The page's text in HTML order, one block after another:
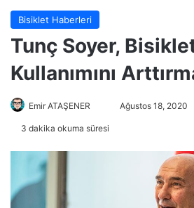
Bisiklet Haberleri
Tunç Soyer,
Kullanımını
Emir ATAŞENER Ağustos 18, 2020
3 dakika okuma süresi